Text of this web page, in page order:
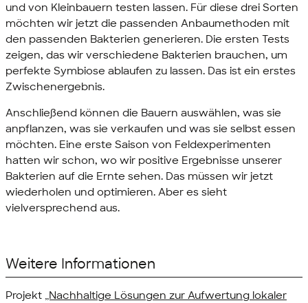
und von Kleinbauern testen lassen. Für diese drei Sorten
möchten wir jetzt die passenden Anbaumethoden mit
den passenden Bakterien generieren. Die ersten Tests
zeigen, das wir verschiedene Bakterien brauchen, um
perfekte Symbiose ablaufen zu lassen. Das ist ein erstes
Zwischenergebnis.
Anschließend können die Bauern auswählen, was sie
anpflanzen, was sie verkaufen und was sie selbst essen
möchten. Eine erste Saison von Feldexperimenten
hatten wir schon, wo wir positive Ergebnisse unserer
Bakterien auf die Ernte sehen. Das müssen wir jetzt
wiederholen und optimieren. Aber es sieht
vielversprechend aus.
Weitere Informationen
Projekt „Nachhaltige Lösungen zur Aufwertung lokaler